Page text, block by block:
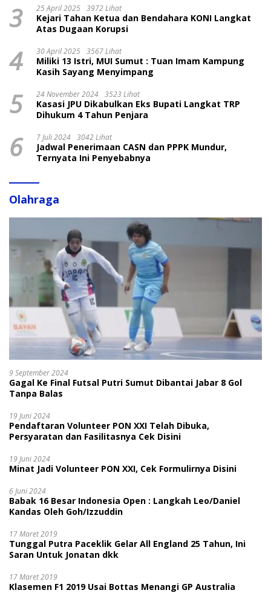
3 25 April 2025 3972 Lihat
Kejari Tahan Ketua dan Bendahara KONI Langkat
Atas Dugaan Korupsi
4 30 April 2025 3567 Lihat
Miliki 13 Istri, MUI Sumut : Tuan Imam Kampung
Kasih Sayang Menyimpang
5 24 November 2024 3523 Lihat
Kasasi JPU Dikabulkan Eks Bupati Langkat TRP
Dihukum 4 Tahun Penjara
6 7 Juli 2024 3042 Lihat
Jadwal Penerimaan CASN dan PPPK Mundur,
Ternyata Ini Penyebabnya
Olahraga
9 September 2024
Gagal Ke Final Futsal Putri Sumut Dibantai Jabar 8 Gol
Tanpa Balas
19 Juni 2024
Pendaftaran Volunteer PON XXI Telah Dibuka,
Persyaratan dan Fasilitasnya Cek Disini
19 Juni 2024
Minat Jadi Volunteer PON XXI, Cek Formulirnya Disini
6 Juni 2024
Babak 16 Besar Indonesia Open : Langkah Leo/Daniel
Kandas Oleh Goh/Izzuddin
17 Maret 2019
Tunggal Putra Paceklik Gelar All England 25 Tahun, Ini
Saran Untuk Jonatan dkk
17 Maret 2019
Klasemen F1 2019 Usai Bottas Menangi GP Australia